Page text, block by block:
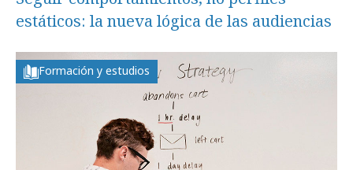
estáticos: la nueva lógica de las audiencias
Formación y estudios